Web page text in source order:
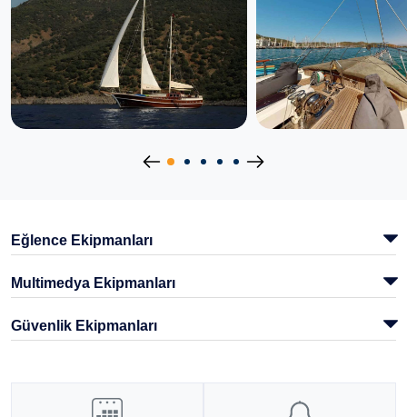
Eğlence Ekipmanları
Multimedya Ekipmanları
Güvenlik Ekipmanları